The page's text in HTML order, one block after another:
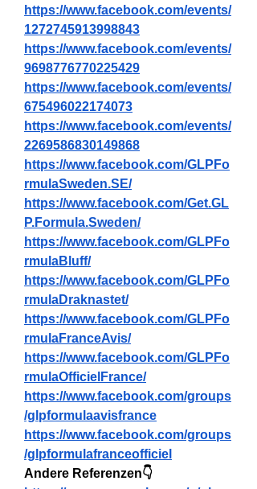
https://www.facebook.com/events/
1272745913998843
https://www.facebook.com/events/
9698776770225429
https://www.facebook.com/events/
675496022174073
https://www.facebook.com/events/
2269586830149868
https://www.facebook.com/GLPFo
rmulaSweden.SE/
https://www.facebook.com/Get.GL
P.Formula.Sweden/
https://www.facebook.com/GLPFo
rmulaBluff/
https://www.facebook.com/GLPFo
rmulaDraknastet/
https://www.facebook.com/GLPFo
rmulaFranceAvis/
https://www.facebook.com/GLPFo
rmulaOfficielFrance/
https://www.facebook.com/groups
/glpformulaavisfrance
https://www.facebook.com/groups
/glpformulafranceofficiel
Andere Referenzen👇